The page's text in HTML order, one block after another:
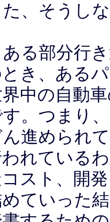
、そうし
る部分行
き、ある
中の自動
。つまり
進められ
れている
スト、開
ていった